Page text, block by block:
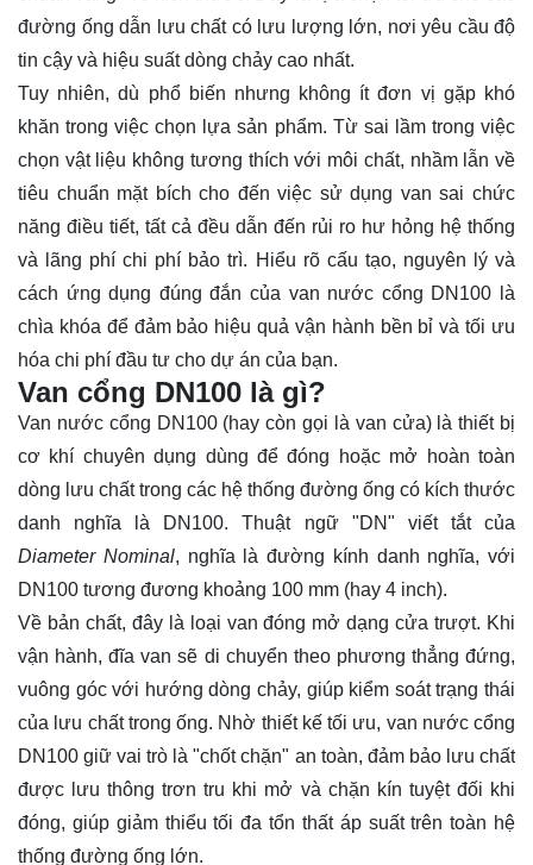
đường ống dẫn lưu chất có lưu lượng lớn, nơi yêu cầu độ
tin cậy và hiệu suất dòng chảy cao nhất.
Tuy nhiên, dù phổ biến nhưng không ít đơn vị gặp khó
khăn trong việc chọn lựa sản phẩm. Từ sai lầm trong việc
chọn vật liệu không tương thích với môi chất, nhầm lẫn về
tiêu chuẩn mặt bích cho đến việc sử dụng van sai chức
năng điều tiết, tất cả đều dẫn đến rủi ro hư hỏng hệ thống
và lãng phí chi phí bảo trì. Hiểu rõ cấu tạo, nguyên lý và
cách ứng dụng đúng đắn của van nước cổng DN100 là
chìa khóa để đảm bảo hiệu quả vận hành bền bỉ và tối ưu
hóa chi phí đầu tư cho dự án của bạn.
Van cổng DN100 là gì?
Van nước cổng DN100 (hay còn gọi là van cửa) là thiết bị
cơ khí chuyên dụng dùng để đóng hoặc mở hoàn toàn
dòng lưu chất trong các hệ thống đường ống có kích thước
danh nghĩa là DN100. Thuật ngữ "DN" viết tắt của
Diameter Nominal, nghĩa là đường kính danh nghĩa, với
DN100 tương đương khoảng 100 mm (hay 4 inch).
Về bản chất, đây là loại van đóng mở dạng cửa trượt. Khi
vận hành, đĩa van sẽ di chuyển theo phương thẳng đứng,
vuông góc với hướng dòng chảy, giúp kiểm soát trạng thái
của lưu chất trong ống. Nhờ thiết kế tối ưu, van nước cổng
DN100 giữ vai trò là "chốt chặn" an toàn, đảm bảo lưu chất
được lưu thông trơn tru khi mở và chặn kín tuyệt đối khi
đóng, giúp giảm thiểu tối đa tổn thất áp suất trên toàn hệ
thống đường ống lớn.